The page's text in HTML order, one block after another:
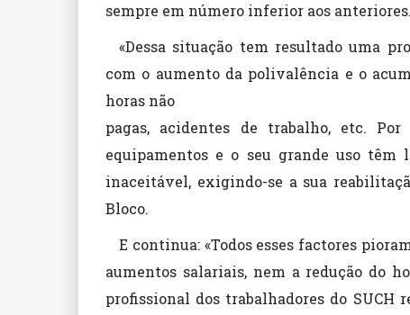
sempre em número inferior aos
«Dessa situação tem resultado uma
com o aumento da polivalência e o
horas não
pagas, acidentes de trabalho, etc.
equipamentos e o seu grande uso têm
inaceitável, exigindo-se a sua
Bloco.
E continua: «Todos esses factores
aumentos salariais, nem a redução do
profissional dos trabalhadores do SUCH